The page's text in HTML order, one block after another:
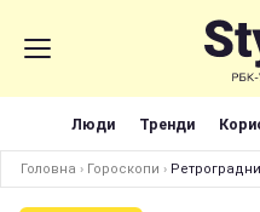
Люди Тренди
Головна › Гороскопи ›